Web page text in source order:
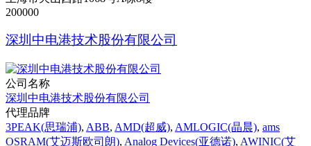
200000
深圳中电港技术股份有限公司
公司名称
深圳中电港技术股份有限公司
代理品牌
3PEAK(思瑞浦), ABB, AMD(超威), AMLOGIC(晶晨), ams
OSRAM(艾迈斯欧司朗), Analog Devices(亚德诺), AWINIC(艾